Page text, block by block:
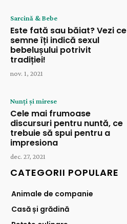
Sarcină & Bebe
Este fată sau băiat? Vezi ce
semne îți indică sexul
bebelușului potrivit
tradiției!
nov. 1, 2021
Nunți și mirese
Cele mai frumoase
discursuri pentru nuntă, ce
trebuie să spui pentru a
impresiona
dec. 27, 2021
CATEGORII POPULARE
Animale de companie
Casă și grădină